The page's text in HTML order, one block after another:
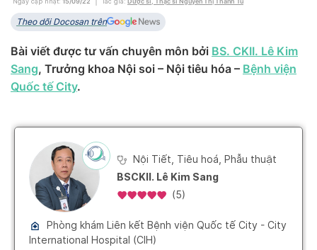
Theo dõi Docosan trên
Bài viết được tư vấn chuyên môn bởi BS. CKII. Lê Kim
Sang, Trưởng khoa Nội soi – Nội tiêu hóa – Bệnh viện
Quốc tế City.